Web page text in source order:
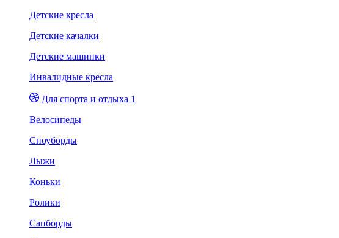
Детские кресла
Детские качалки
Детские машинки
Инвалидные кресла
Для спорта и отдыха 1
Велосипеды
Сноуборды
Лыжи
Коньки
Ролики
Сапборды